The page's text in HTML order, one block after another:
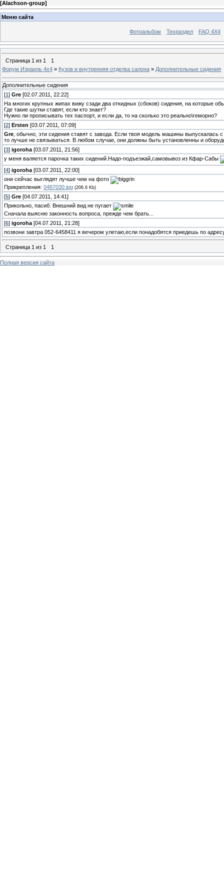
[Alachson-group]
Меню сайта
Фотоальбом Техраздел FAQ 4X4
Страница 1 из 1
1
Форум Израиль 4х4 » Кузов и внутренняя отделка салона » Дополнительные сидения
Дополнительные сидения
[1] Gre [02.07.2011, 22:22]
На многих крупных жипах вижу сзади два откидных (сбоков) сидения, на которые
Где такие шутки ставят, если кто знает?
Нужно ли прописывать тех паспорт, и если да, то на сколько это реально\геморно?
[2] Ersten [03.07.2011, 07:09]
Gre , обычно, эти сидения ставят с завода. Если твоя модель машины
то лучше не связываться. В любом случае, они должны быть установленны и
[3] igoroha [03.07.2011, 21:56]
у меня валяется парочка таких сидений.Надо-подъезжай,самовывоз из Кфар-Сабы
[4] igoroha [03.07.2011, 22:00]
они сейчас выглядят лучше чем на фото
Прикрепления: 0487030.jpg (206.6 Kb)
[5] Gre [04.07.2011, 14:41]
Прикольно, пасиб. Внешний вид не пугает
Сначала выясню законность вопроса, прежде чем брать...
[6] igoroha [04.07.2011, 21:28]
позвони завтра 052-6458411 я вечером улетаю,если понадобятся приедешь по
Страница 1 из 1 1
Полная версия сайта